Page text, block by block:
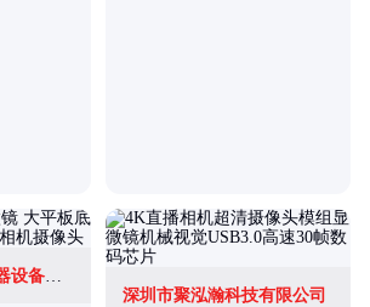
圆松(成都)精密仪器设备有限公司
深圳市聚泓瀚科技有限公司